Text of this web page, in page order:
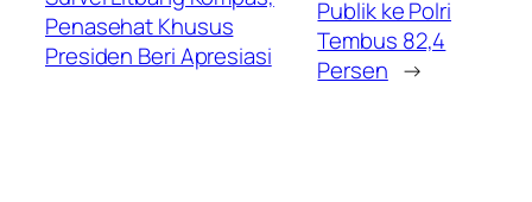
Penasehat Khusus
Presiden Beri Apresiasi
Publik ke Polri
Tembus 82,4
Persen →